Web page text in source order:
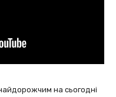
на сьогодні